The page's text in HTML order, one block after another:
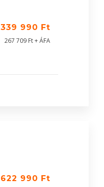
339 990 Ft
267 709 Ft + ÁFA
622 990 Ft